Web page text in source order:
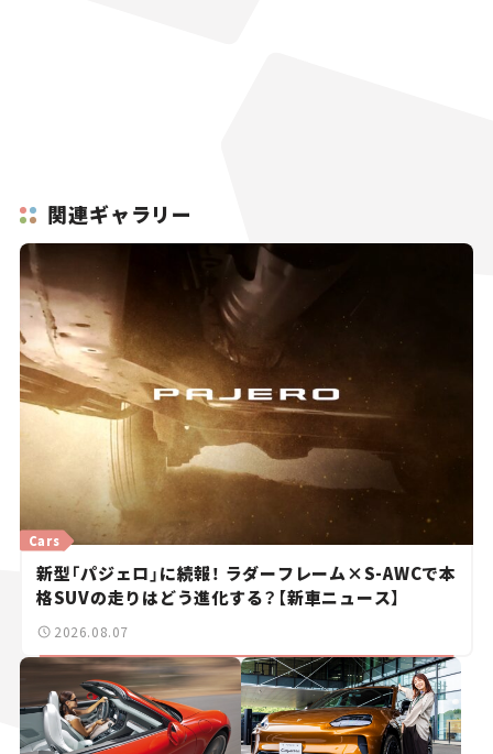
関連ギャラリー
Cars
新型「パジェロ」に続報！ ラダーフレーム×S-AWCで本
格SUVの走りはどう進化する？【新車ニュース】
2026.08.07